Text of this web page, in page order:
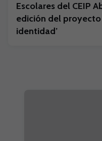
Escolares del CEIP
edición del proyecto
identidad’